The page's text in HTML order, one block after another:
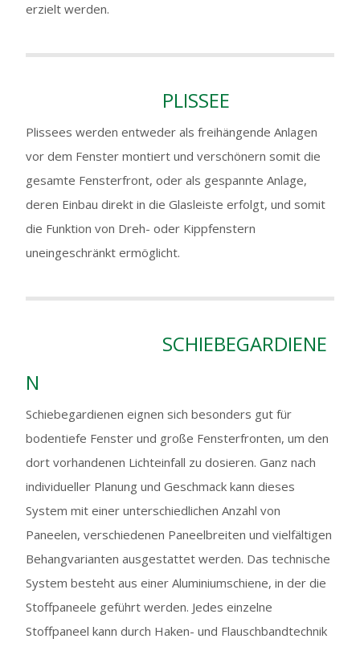
erzielt werden.
PLISSEE
Plissees werden entweder als freihängende Anlagen
vor dem Fenster montiert und verschönern somit die
gesamte Fensterfront, oder als gespannte Anlage,
deren Einbau direkt in die Glasleiste erfolgt, und somit
die Funktion von Dreh- oder Kippfenstern
uneingeschränkt ermöglicht.
SCHIEBEGARDIENE
N
Schiebegardienen eignen sich besonders gut für
bodentiefe Fenster und große Fensterfronten, um den
dort vorhandenen Lichteinfall zu dosieren. Ganz nach
individueller Planung und Geschmack kann dieses
System mit einer unterschiedlichen Anzahl von
Paneelen, verschiedenen Paneelbreiten und vielfältigen
Behangvarianten ausgestattet werden. Das technische
System besteht aus einer Aluminiumschiene, in der die
Stoffpaneele geführt werden. Jedes einzelne
Stoffpaneel kann durch Haken- und Flauschbandtechnik